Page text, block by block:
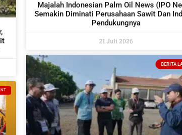
Majalah Indonesian Palm Oil News (IPO
Semakin Diminati Perusahaan Sawit Dan
Pendukungnya
21 Juli 2026
BERITA